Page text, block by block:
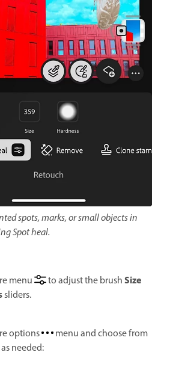
spots, marks, or small objects in
Spot heal.
menu to adjust the brushSize
sliders.
options
menu and choose from
needed: